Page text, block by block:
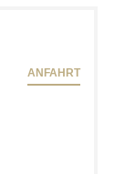
ANFAHRT